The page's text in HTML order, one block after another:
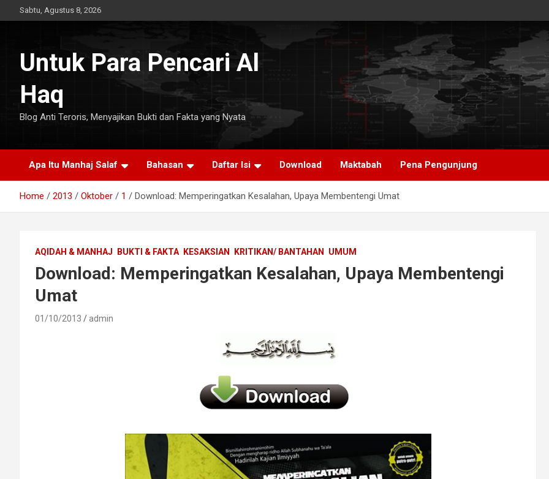
to
Sabtu, Agustus 8, 2026
Untuk Para Pencari Al
Haq
Blog Anti Teroris, Menyajikan Bukti dan Fakta yang Nyata
Apa Itu Manhaj Salaf Bahasan Daftar Isi Download Maktabah Pena Pengunjung
Home 2013 Oktober 1 Download: Memperingatkan Kesalahan, Upaya Membentengi Umat
AQIDAH & MANHAJ BUKTI & FAKTA KESAKSIAN KRITIKAN/ BANTAHAN UMUM
Download: Memperingatkan Kesalahan, Upaya Membentengi
Umat
01/10/2013 admin